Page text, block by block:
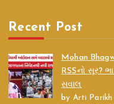
Recent Post
Mohan
RSSનો સૂર?
સવાલ
by Arti Parikh